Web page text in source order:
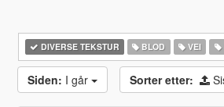
DIVERSE TEKSTUR BLOD VEI
Siden: I går Sorter etter: